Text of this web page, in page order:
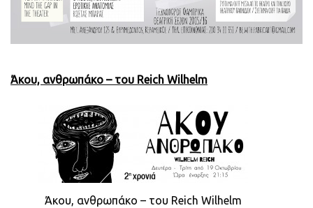
Άκου, ανθρωπάκο – του Reich Wilhelm
Άκου, ανθρωπάκο – του Reich Wilhelm